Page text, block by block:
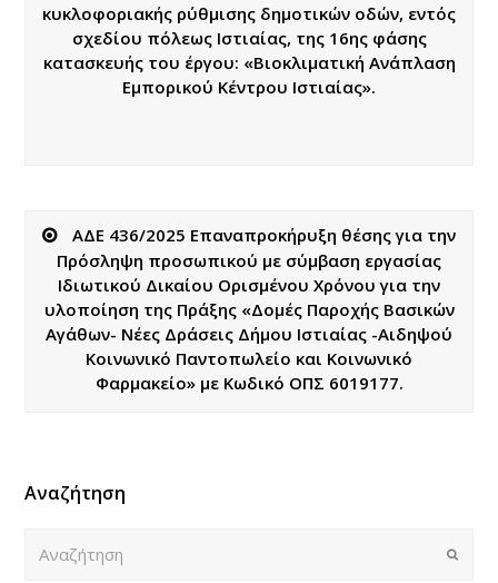
κυκλοφοριακής ρύθμισης δημοτικών οδών, εντός
σχεδίου πόλεως Ιστιαίας, της 16ης φάσης
κατασκευής του έργου: «Βιοκλιματική Ανάπλαση
Εμπορικού Κέντρου Ιστιαίας».
ΑΔΕ 436/2025 Επαναπροκήρυξη θέσης για την
Πρόσληψη προσωπικού με σύμβαση εργασίας
Ιδιωτικού Δικαίου Ορισμένου Χρόνου για την
υλοποίηση της Πράξης «Δομές Παροχής Βασικών
Αγάθων- Νέες Δράσεις Δήμου Ιστιαίας -Αιδηψού
Κοινωνικό Παντοπωλείο και Κοινωνικό
Φαρμακείο» με Κωδικό ΟΠΣ 6019177.
Αναζήτηση
Submit